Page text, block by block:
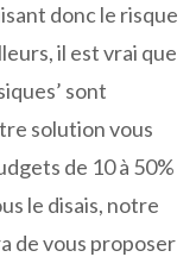
donc le risque
il est vrai que
sont
solution vous
de 10 à 50%
le disais, notre
de vous proposer